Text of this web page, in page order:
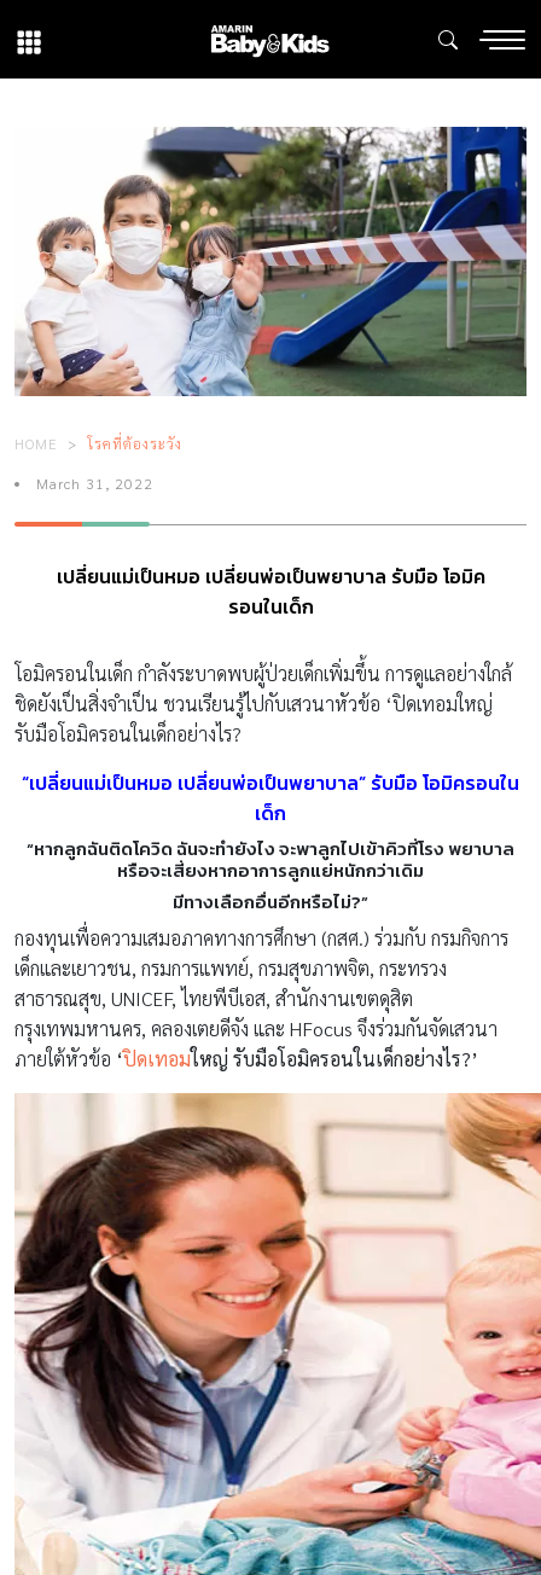
HOME โรคที่ต้องระวัง
March 31, 2022
เปลี่ยนแม่เป็นหมอ เปลี่ยนพ่อเป็นพยาบาล รับมือ โอมิค
รอนในเด็ก
โอมิครอนในเด็ก กำลังระบาดพบผู้ป่วยเด็กเพิ่มขึ้น การดูแลอย่างใกล้
ชิดยังเป็นสิ่งจำเป็น ชวนเรียนรู้ไปกับเสวนาหัวข้อ ‘ปิดเทอมใหญ่
รับมือโอมิครอนในเด็กอย่างไร?
“เปลี่ยนแม่เป็นหมอ เปลี่ยนพ่อเป็นพยาบาล” รับมือ โอมิครอนใน
เด็ก
“หากลูกฉันติดโควิด ฉันจะทำยังไง จะพาลูกไปเข้าคิวที่โรง พยาบาล
หรือจะเสี่ยงหากอาการลูกแย่หนักกว่าเดิม
มีทางเลือกอื่นอีกหรือไม่?”
กองทุนเพื่อความเสมอภาคทางการศึกษา (กสศ.) ร่วมกับ กรมกิจการ
เด็กและเยาวชน, กรมการแพทย์, กรมสุขภาพจิต, กระทรวง
สาธารณสุข, UNICEF, ไทยพีบีเอส, สํานักงานเขตดุสิต
กรุงเทพมหานคร, คลองเตยดีจัง และ HFocus จึงร่วมกันจัดเสวนา
ภายใต้หัวข้อ ‘ปิดเทอมใหญ่ รับมือโอมิครอนในเด็กอย่างไร?’